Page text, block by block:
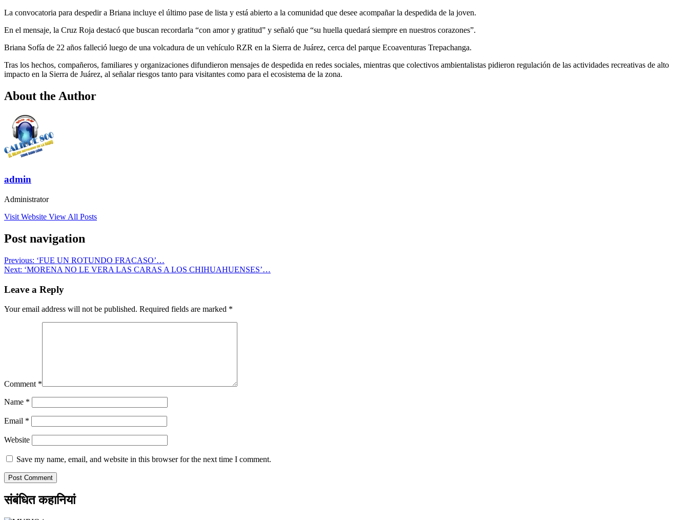
La convocatoria para despedir a Briana incluye el último pase de lista y está abierto a la comunidad que desee acompañar la despedida de la joven.
En el mensaje, la Cruz Roja destacó que buscan recordarla “con amor y gratitud” y señaló que “su huella quedará siempre en nuestros corazones”.
Briana Sofía de 22 años falleció luego de una volcadura de un vehículo RZR en la Sierra de Juárez, cerca del parque Ecoaventuras Trepachanga.
Tras los hechos, compañeros, familiares y organizaciones difundieron mensajes de despedida en redes sociales, mientras que colectivos ambientalistas pidieron regulación de las actividades recreativas de alto
impacto en la Sierra de Juárez, al señalar riesgos tanto para visitantes como para el ecosistema de la zona.
About the Author
admin
Administrator
Visit Website View All Posts
Post navigation
Previous: ‘FUE UN ROTUNDO FRACASO’…
Next: ‘MORENA NO LE VERA LAS CARAS A LOS CHIHUAHUENSES’…
Leave a Reply
Your email address will not be published. Required fields are marked *
Comment *
Name *
Email *
Website
Save my name, email, and website in this browser for the next time I comment.
संबंधित कहानियां